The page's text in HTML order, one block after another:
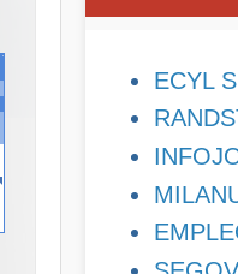
ECYL